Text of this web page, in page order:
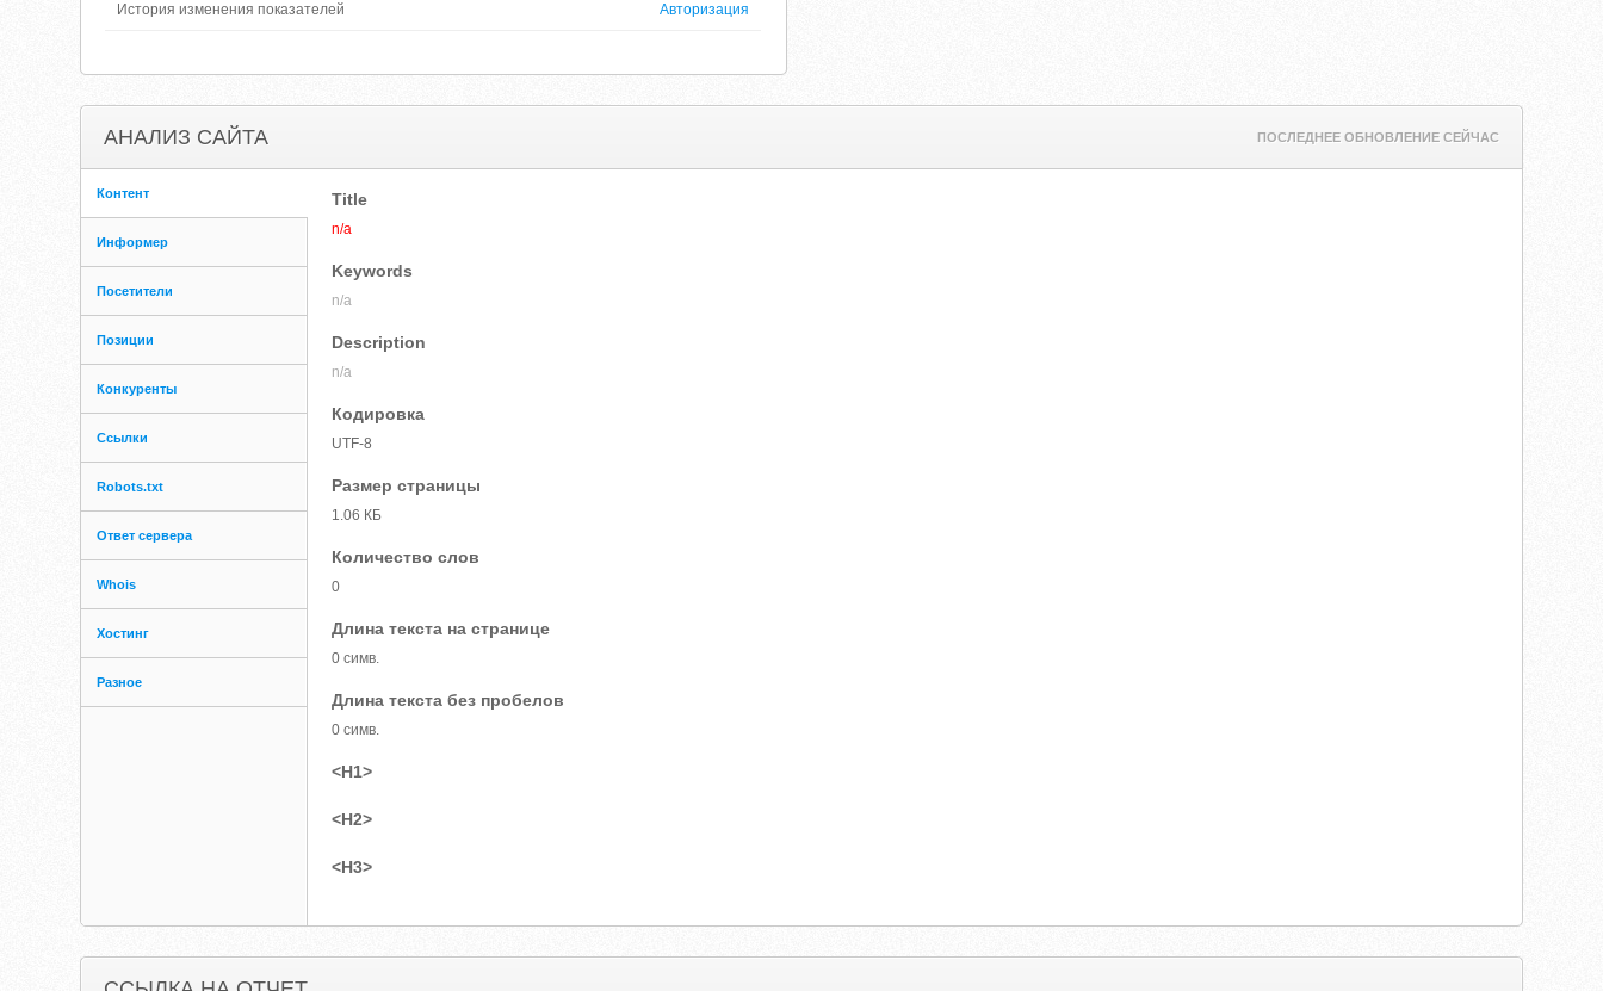
История изменения показателей Авторизация
АНАЛИЗ САЙТА ПОСЛЕДНЕЕ ОБНОВЛЕНИЕ СЕЙЧАС
Контент
Информер
Посетители
Позиции
Конкуренты
Ссылки
Robots.txt
Ответ сервера
Whois
Хостинг
Разное
Title
n/a
Keywords
n/a
Description
n/a
Кодировка
UTF-8
Размер страницы
1.06 КБ
Количество слов
0
Длина текста на странице
0 симв.
Длина текста без пробелов
0 симв.
<H1>
<H2>
<H3>